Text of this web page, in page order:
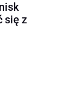
się z